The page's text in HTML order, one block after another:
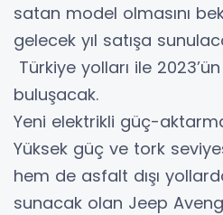
satan model olmasını
gelecek yıl satışa
Türkiye yolları ile
buluşacak.
Yeni elektrikli güç-
Yüksek güç ve tork
hem de asfalt dışı
sunacak olan Jeep